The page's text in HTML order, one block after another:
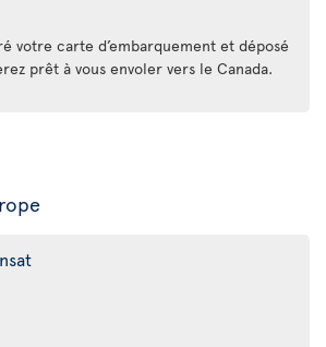
votre carte d’embarquement et déposé
prêt à vous envoler vers le Canada.